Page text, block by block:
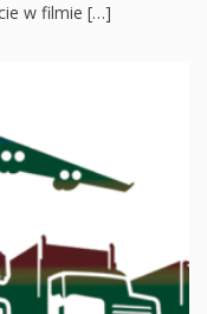
w filmie […]